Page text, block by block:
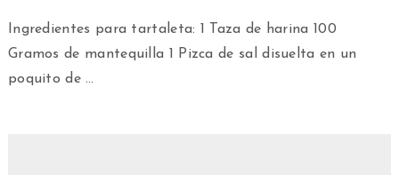
Ingredientes para tartaleta: 1 Taza de harina 100
Gramos de mantequilla 1 Pizca de sal disuelta en un
poquito de …